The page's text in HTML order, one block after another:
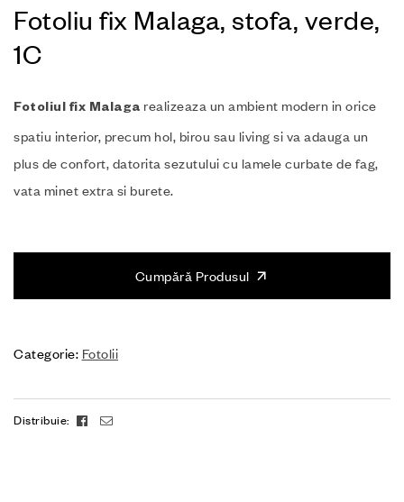
Fotoliu fix Malaga, stofa, verde,
1C
Fotoliul fix Malaga realizeaza un ambient modern in orice
spatiu interior, precum hol, birou sau living si va adauga un
plus de confort, datorita sezutului cu lamele curbate de fag,
vata minet extra si burete.
Cumpără Produsul
Categorie: Fotolii
Distribuie: Facebook
Email